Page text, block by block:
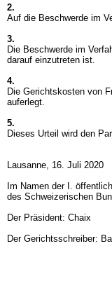
2.
Auf die Beschwerde im
3.
Die Beschwerde im
darauf einzutreten ist.
4.
Die Gerichtskosten von
auferlegt.
5.
Dieses Urteil wird den
Lausanne, 16. Juli 2020
Im Namen der I.
des Schweizerischen
Der Präsident: Chaix
Der Gerichtsschreiber: